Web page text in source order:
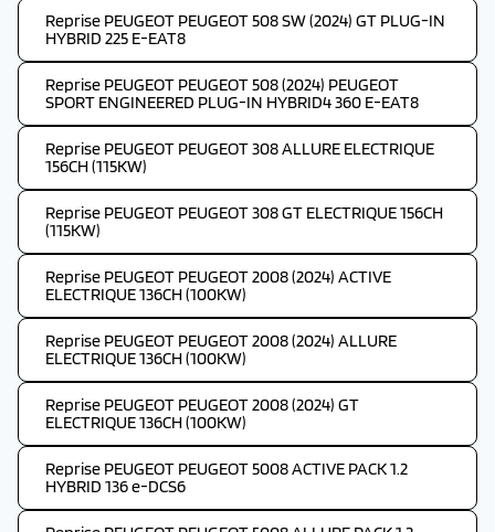
Reprise PEUGEOT PEUGEOT 508 SW (2024) GT PLUG-IN
HYBRID 225 E-EAT8
Reprise PEUGEOT PEUGEOT 508 (2024) PEUGEOT
SPORT ENGINEERED PLUG-IN HYBRID4 360 E-EAT8
Reprise PEUGEOT PEUGEOT 308 ALLURE ELECTRIQUE
156CH (115KW)
Reprise PEUGEOT PEUGEOT 308 GT ELECTRIQUE 156CH
(115KW)
Reprise PEUGEOT PEUGEOT 2008 (2024) ACTIVE
ELECTRIQUE 136CH (100KW)
Reprise PEUGEOT PEUGEOT 2008 (2024) ALLURE
ELECTRIQUE 136CH (100KW)
Reprise PEUGEOT PEUGEOT 2008 (2024) GT
ELECTRIQUE 136CH (100KW)
Reprise PEUGEOT PEUGEOT 5008 ACTIVE PACK 1.2
HYBRID 136 e-DCS6